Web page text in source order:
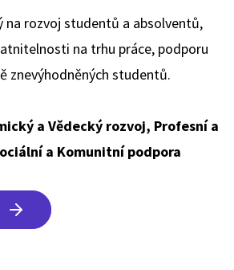
na rozvoj studentů a absolventů,
na trhu práce, podporu
znevýhodněných studentů.
a Vědecký rozvoj, Profesní a
a Komunitní podpora